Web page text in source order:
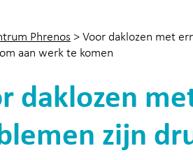
Phrenos > Voor daklozen met
aan werk te komen
daklozen
zijn